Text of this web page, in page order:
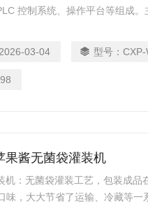
控制系统、操作平台等组成
2026-03-04 型号：
果酱无菌袋灌装机
机：无菌袋灌装工艺，包装成品
味，大大节省了运输、冷藏等一